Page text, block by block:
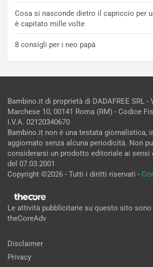
Cosa si nasconde dietro il capriccio per
è capitato mille volte
8 consigli per i neo papà
Bambino.it di proprietà di DADAFREE SRL -
Marchese 10, 00141 Roma (RM) - Codice
I.V.A. 02120340670
Bambino.it non è una testata giornalistica,
aggiornato senza alcuna periodicità. Non
considerarsi un prodotto editoriale ai sensi
del 07.03.2001
Copyright ©2026 - Tutti i diritti riservati -
Le attività pubblicitarie su questo sito
theCoreAdv
Disclaimer
Privacy